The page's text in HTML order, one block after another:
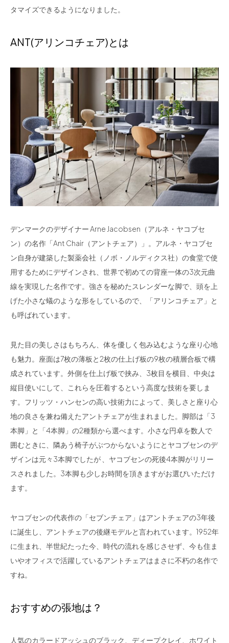
タマイズできるようになりました。
ANT(アリンコチェア)とは
デンマークのデザイナー Arne Jacobsen（アルネ・ヤコブセ
ン）の名作「Ant Chair（アントチェア）」。アルネ・ヤコブセ
ン自身が建築した製薬会社（ノボ・ノルディクス社）の食堂で使
用するためにデザインされ、世界で初めての背座一体の3次元曲
線を実現した名作です。強さを秘めたスレンダーな脚で、頭を上
げた小さな蟻のような形をしているので、「アリンコチェア」と
も呼ばれています。
見た目の美しさはもちろん、体を優しく包み込むような座り心地
も魅力。座面は7枚の薄板と2枚の仕上げ板の9枚の積層合板で構
成されています。外側を仕上げ板で挟み、3枚目を横目、中央は
縦目使いにして、これらを圧着するという高度な技術を要しま
す。フリッツ・ハンセンの高い技術力によって、美しさと座り心
地の良さを兼ね備えたアントチェアが生まれました。脚部は「3
本脚」と「4本脚」の2種類から選べます。小さな円卓を数人で
囲むときに、隣あう椅子がぶつからないようにとヤコブセンのデ
ザインは元々3本脚でしたが 、ヤコブセンの死後4本脚がリリー
スされました。3本脚も少しお時間を頂きますがお選びいただけ
ます。
ヤコブセンの代表作の「セブンチェア」はアントチェアの3年後
に誕生し、アントチェアの後継モデルと言われています。1952年
に生まれ、半世紀たった今、時代の流れを感じさせず、今も住ま
いやオフィスで活躍しているアントチェアはまさに不朽の名作で
すね。
おすすめの張地は？
人気のカラードアッシュのブラック、ディープクレイ、ホワイト